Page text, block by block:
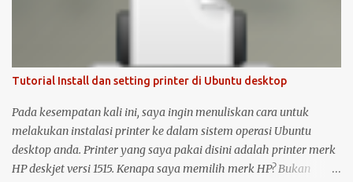
Tutorial Install dan setting printer di Ubuntu desktop
Pada kesempatan kali ini, saya ingin menuliskan cara untuk
melakukan instalasi printer ke dalam sistem operasi Ubuntu
desktop anda. Printer yang saya pakai disini adalah printer merk
HP deskjet versi 1515. Kenapa saya memilih merk HP? Bukan